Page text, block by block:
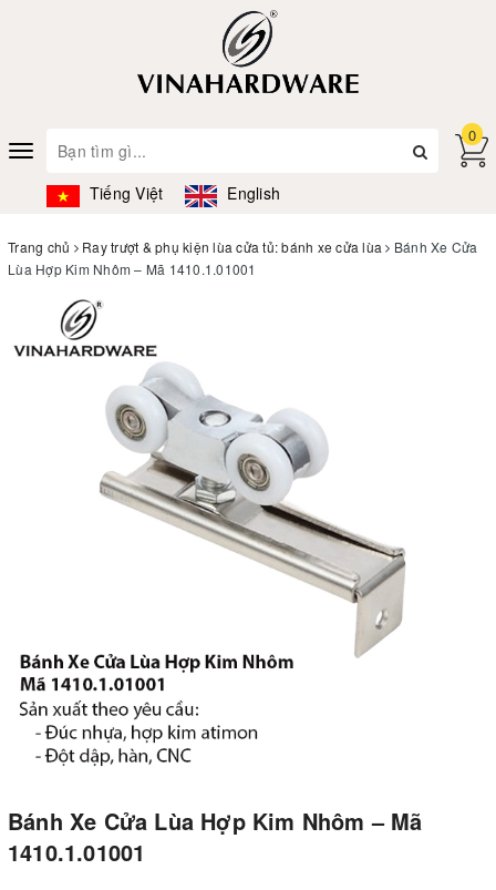
Toggle
navigation
Tiếng Việt English
0
Trang chủ Ray trượt & phụ kiện lùa cửa tủ: bánh xe cửa lùa
Bánh Xe Cửa
Lùa Hợp Kim Nhôm – Mã 1410.1.01001
Bánh Xe Cửa Lùa Hợp Kim Nhôm – Mã
1410.1.01001